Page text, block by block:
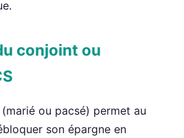
conjoint ou
ou pacsé) permet au
son épargne en